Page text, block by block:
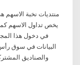
منتديات نخبة الاسهم
يخص تداول الاسهم
في دخول هذا
البيانات في سوق
والصناديق